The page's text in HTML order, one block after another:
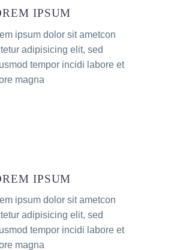
IPSUM
ipsum dolor sit ametcon
adipisicing elit, sed
tempor incidi labore et
magna
IPSUM
ipsum dolor sit ametcon
adipisicing elit, sed
tempor incidi labore et
magna